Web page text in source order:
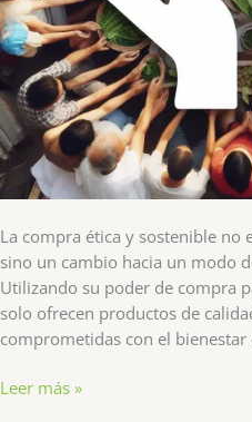
La compra ética y sostenible no
sino un cambio hacia un modo
Utilizando su poder de compra
solo ofrecen productos de
comprometidas con el
Desentrañando
Leer más »